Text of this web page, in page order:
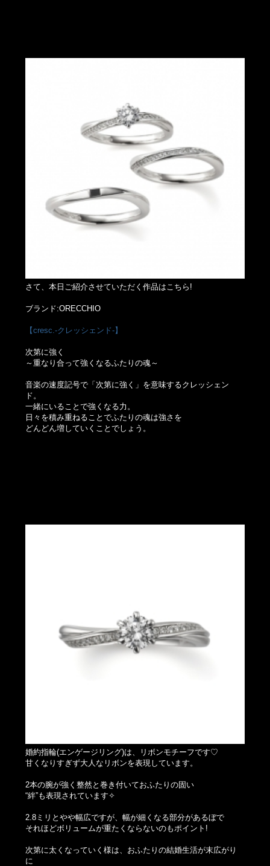
さて、本日ご紹介させていただく作品はこちら!
ブランド:ORECCHIO
【cresc.-クレッシェンド-】
次第に強く
～重なり合って強くなるふたりの魂～
音楽の速度記号で「次第に強く」を意味するクレッシェン
ド。
一緒にいることで強くなる力。
日々を積み重ねることでふたりの魂は強さを
どんどん増していくことでしょう。
婚約指輪(エンゲージリング)は、リボンモチーフです♡
甘くなりすぎず大人なリボンを表現しています。
2本の腕が強く整然と巻き付いておふたりの固い
“絆”も表現されています✧
2.8ミリとやや幅広ですが、幅が細くなる部分があるぼで
それほどボリュームが重たくならないのもポイント!
次第に太くなっていく様は、おふたりの結婚生活が末広がり
に